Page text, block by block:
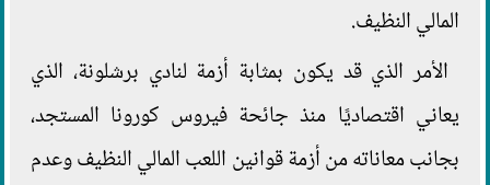
المالي النظيف.
الأمر الذي قد يكون بمثابة أزمة لنادي برشلونة، الذي
يعاني اقتصاديًا منذ جائحة فيروس كورونا المستجد،
بجانب معاناته من أزمة قوانين اللعب المالي النظيف وعدم